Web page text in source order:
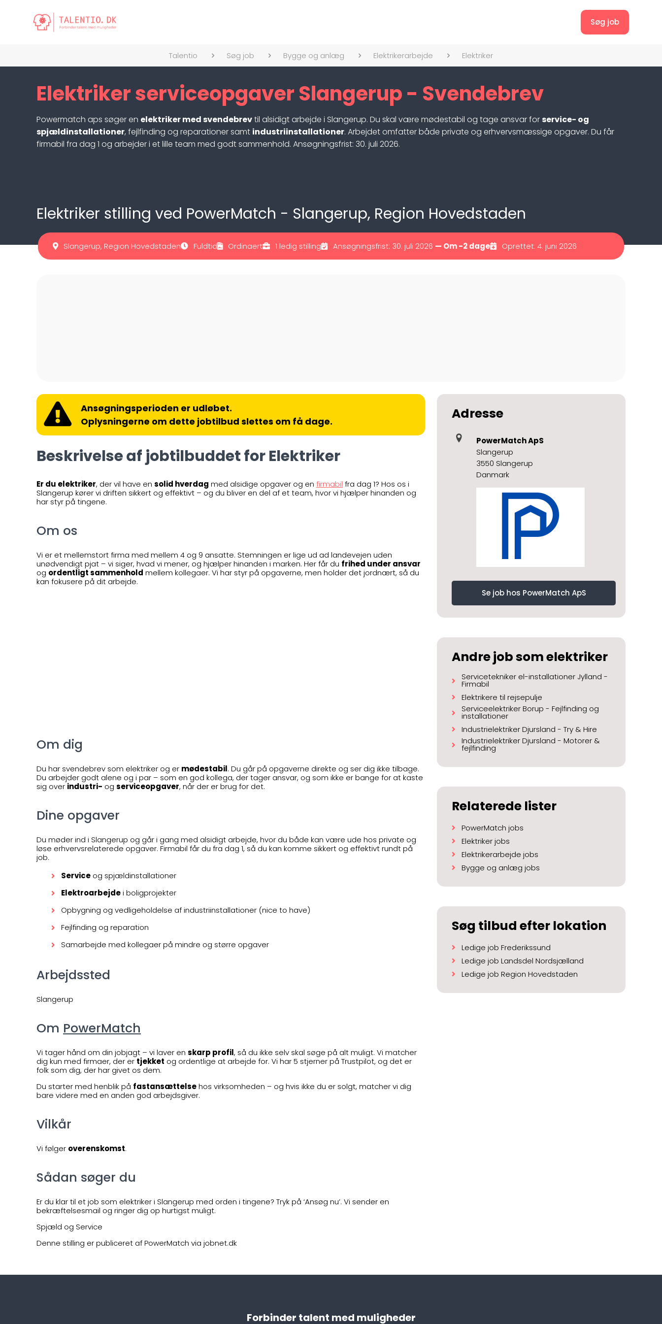
Søg job
Talentio Søg job Bygge og anlæg Elektrikerarbejde Elektriker
Elektriker serviceopgaver Slangerup - Svendebrev
Powermatch aps søger en elektriker med svendebrevtil alsidigt arbejde i Slangerup. Du skal være mødestabil og tage ansvar for service- og
spjældinstallationer, fejlfinding og reparationer samt industriinstallationer. Arbejdet omfatter både private og erhvervsmæssige opgaver. Du får
firmabil fra dag 1 og arbejder i et lille team med godt sammenhold. Ansøgningsfrist: 30. juli 2026.
Elektriker stilling ved PowerMatch - Slangerup, Region Hovedstaden
Slangerup, Region Hovedstaden Fuldtid Ordinaert 1 ledig stilling Ansøgningsfrist: 30. juli 2026 — Om -2 dage Oprettet: 4. juni 2026
Ansøgningsperioden er udløbet.
Oplysningerne om dette jobtilbud slettes om få dage.
Beskrivelse af jobtilbuddet for Elektriker
Er du elektriker, der vil have en solid hverdag med alsidige opgaver og en firmabil fra dag 1? Hos os i
Slangerup kører vi driften sikkert og effektivt – og du bliver en del af et team, hvor vi hjælper hinanden og
har styr på tingene.
Om os
Vi er et mellemstort firma med mellem 4 og 9 ansatte. Stemningen er lige ud ad landevejen uden
unødvendigt pjat – vi siger, hvad vi mener, og hjælper hinanden i marken. Her får du frihed under ansvar
og ordentligt sammenhold mellem kollegaer. Vi har styr på opgaverne, men holder det jordnært, så du
kan fokusere på dit arbejde.
Om dig
Du har svendebrev som elektriker og er mødestabil. Du går på opgaverne direkte og ser dig ikke tilbage.
Du arbejder godt alene og i par – som en god kollega, der tager ansvar, og som ikke er bange for at kaste
sig over industri- og serviceopgaver, når der er brug for det.
Dine opgaver
Du møder ind i Slangerup og går i gang med alsidigt arbejde, hvor du både kan være ude hos private og
løse erhvervsrelaterede opgaver. Firmabil får du fra dag 1, så du kan komme sikkert og effektivt rundt på
job.
Service og spjældinstallationer
Elektroarbejdei boligprojekter
Opbygning og vedligeholdelse af industriinstallationer (nice to have)
Fejlfinding og reparation
Samarbejde med kollegaer på mindre og større opgaver
Arbejdssted
Slangerup
Om PowerMatch
Vi tager hånd om din jobjagt – vi laver en skarp profil, så du ikke selv skal søge på alt muligt. Vi matcher
dig kun med firmaer, der er tjekket og ordentlige at arbejde for. Vi har 5 stjerner på Trustpilot, og det er
folk som dig, der har givet os dem.
Du starter med henblik på fastansættelsehos virksomheden – og hvis ikke du er solgt, matcher vi dig
bare videre med en anden god arbejdsgiver.
Vilkår
Vi følger overenskomst.
Sådan søger du
Er du klar til et job som elektriker i Slangerup med orden i tingene? Tryk på ‘Ansøg nu’. Vi sender en
bekræftelsesmail og ringer dig op hurtigst muligt.
Spjæld og Service
Denne stilling er publiceret af PowerMatch via jobnet.dk
Adresse
PowerMatch ApS
Slangerup
3550 Slangerup
Danmark
Se job hos PowerMatch ApS
Andre job som elektriker
Servicetekniker el-installationer Jylland -
Firmabil
Elektrikere til rejsepulje
Serviceelektriker Borup - Fejlfinding og
installationer
Industrielektriker Djursland - Try & Hire
Industrielektriker Djursland - Motorer &
fejlfinding
Relaterede lister
PowerMatch jobs
Elektriker jobs
Elektrikerarbejde jobs
Bygge og anlæg jobs
Søg tilbud efter lokation
Ledige job Frederikssund
Ledige job Landsdel Nordsjælland
Ledige job Region Hovedstaden
Forbinder talent med muligheder